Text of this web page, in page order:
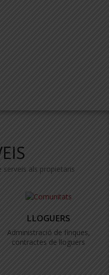
als propietaris
LLOGUERS
Administració de finques,
contractes de lloguers